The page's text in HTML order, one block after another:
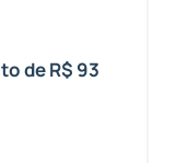
de R$ 93